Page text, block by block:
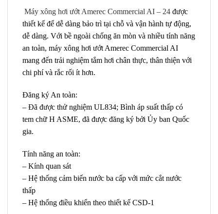
Máy xông hơi ướt Amerec Commercial AI – 24 được
thiết kế để dễ dàng bảo trì tại chỗ và vận hành tự động,
dễ dàng. Với bề ngoài chống ăn mòn và nhiều tính năng
an toàn, máy xông hơi ướt Amerec Commercial AI
mang đến trải nghiệm tắm hơi chân thực, thân thiện với
chi phí và rắc rối ít hơn.
Đăng ký An toàn:
– Đã được thử nghiệm UL834; Bình áp suất thấp có
tem chữ H ASME, đã được đăng ký bởi Ủy ban Quốc
gia.
Tính năng an toàn:
– Kính quan sát
– Hệ thống cảm biến nước ba cấp với mức cắt nước
thấp
– Hệ thống điều khiển theo thiết kế CSD-1